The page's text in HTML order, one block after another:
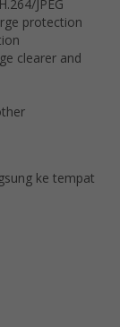
JPEG
protection
clearer and
ke tempat